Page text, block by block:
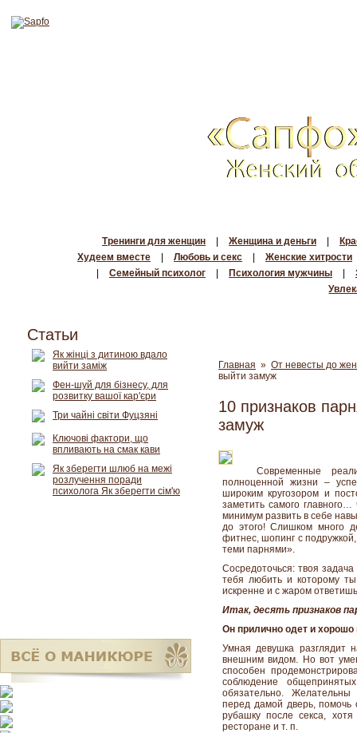
Тренинги для женщин Женщина и деньги
Худеем вместе
Любовь и секс
Женские хитрости
Семейный психолог Психология мужчины
Главная » От невесты до
выйти замуж
10 признаков
замуж
Современные
полноценной жизни –
широким кругозором и
заметить самого
минимум развить в себе
до этого! Слишком много
фитнес, шопинг с
теми парнями».
Сосредоточься: твоя
тебя любить и которому
искренне и с жаром
Итак, десять признаков
Он прилично одет и хорошо
Умная девушка разглядит
внешним видом. Но вот
способен
соблюдение
обязательно.
перед дамой дверь,
рубашку после секса,
ресторане и т. п.
Статьи
Як жінці з дитиною вдало
вийти заміж
Фен-шуй для бізнесу, для
розвитку вашої кар'єри
Три чайні світи Фуцзяні
Ключові фактори, що
впливають на смак кави
Як зберегти шлюб на межі
розлучення поради
психолога Як зберегти сім'ю